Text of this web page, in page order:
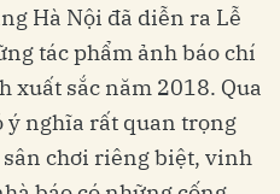
Hà Nội đã diễn ra Lễ
tác phẩm ảnh báo chí
xuất sắc năm 2018. Qua
ý nghĩa rất quan trọng
chơi riêng biệt, vinh